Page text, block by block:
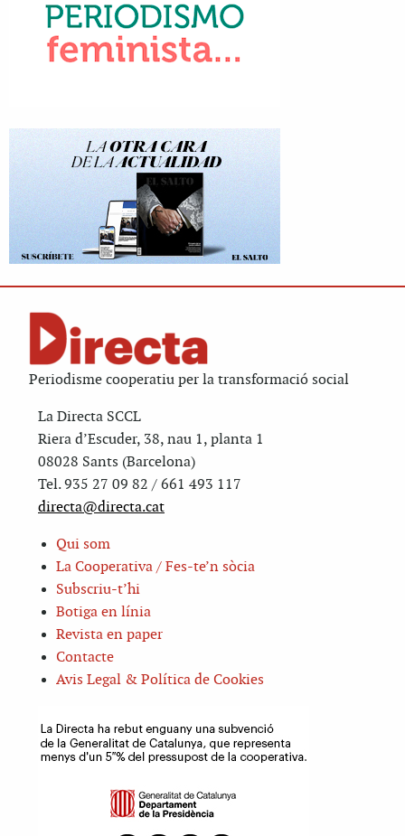
Periodisme cooperatiu per la transformació social
La Directa SCCL
Riera d’Escuder, 38, nau 1, planta 1
08028 Sants (Barcelona)
Tel. 935 27 09 82 / 661 493 117
directa@directa.cat
Qui som
La Cooperativa / Fes-te’n sòcia
Subscriu-t’hi
Botiga en línia
Revista en paper
Contacte
Avis Legal & Política de Cookies